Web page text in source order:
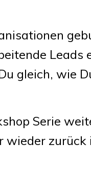
Leads
gleich, wie
Serie
zurück